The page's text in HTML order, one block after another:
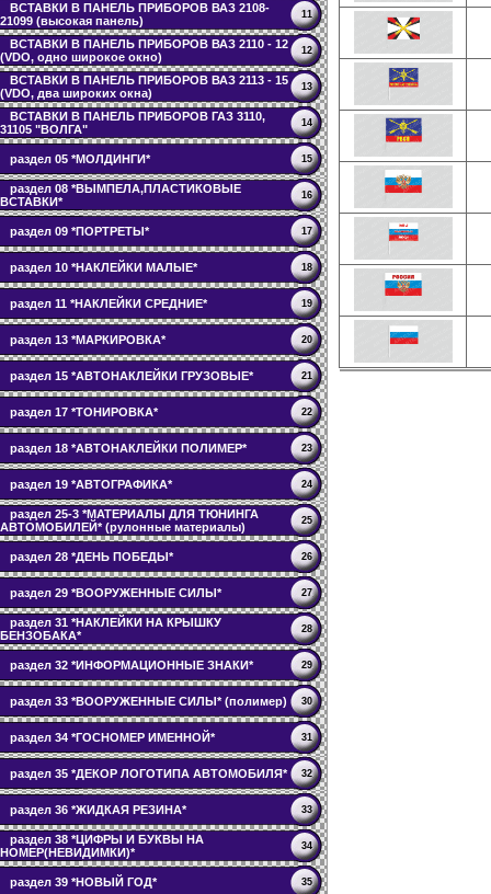
ВСТАВКИ В ПАНЕЛЬ ПРИБОРОВ ВАЗ 2108-
21099 (высокая панель)
11
ВСТАВКИ В ПАНЕЛЬ ПРИБОРОВ ВАЗ 2110 - 12
(VDO, одно широкое окно)
12
ВСТАВКИ В ПАНЕЛЬ ПРИБОРОВ ВАЗ 2113 - 15
(VDO, два широких окна)
13
ВСТАВКИ В ПАНЕЛЬ ПРИБОРОВ ГАЗ 3110,
31105 "ВОЛГА"
14
раздел 05 *МОЛДИНГИ* 15
раздел 08 *ВЫМПЕЛА,ПЛАСТИКОВЫЕ
ВСТАВКИ*
16
раздел 09 *ПОРТРЕТЫ* 17
раздел 10 *НАКЛЕЙКИ МАЛЫЕ* 18
раздел 11 *НАКЛЕЙКИ СРЕДНИЕ* 19
раздел 13 *МАРКИРОВКА* 20
раздел 15 *АВТОНАКЛЕЙКИ ГРУЗОВЫЕ* 21
раздел 17 *ТОНИРОВКА* 22
раздел 18 *АВТОНАКЛЕЙКИ ПОЛИМЕР* 23
раздел 19 *АВТОГРАФИКА* 24
раздел 25-3 *МАТЕРИАЛЫ ДЛЯ ТЮНИНГА
АВТОМОБИЛЕЙ* (рулонные материалы)
25
раздел 28 *ДЕНЬ ПОБЕДЫ* 26
раздел 29 *ВООРУЖЕННЫЕ СИЛЫ* 27
раздел 31 *НАКЛЕЙКИ НА КРЫШКУ
БЕНЗОБАКА*
28
раздел 32 *ИНФОРМАЦИОННЫЕ ЗНАКИ* 29
раздел 33 *ВООРУЖЕННЫЕ СИЛЫ* (полимер) 30
раздел 34 *ГОСНОМЕР ИМЕННОЙ* 31
раздел 35 *ДЕКОР ЛОГОТИПА АВТОМОБИЛЯ* 32
раздел 36 *ЖИДКАЯ РЕЗИНА* 33
раздел 38 *ЦИФРЫ И БУКВЫ НА
НОМЕР(НЕВИДИМКИ)*
34
раздел 39 *НОВЫЙ ГОД* 35